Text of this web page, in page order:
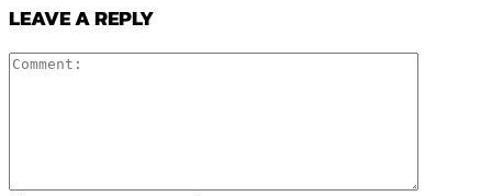
LEAVE A REPLY